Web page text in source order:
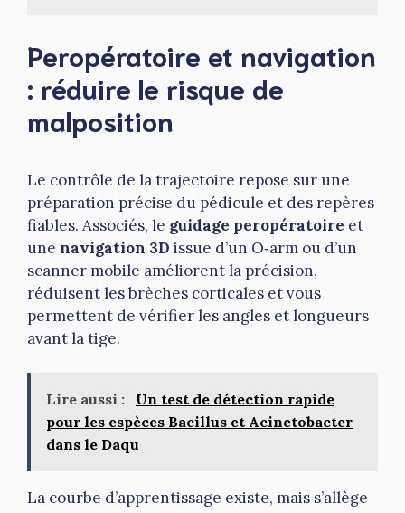
Peropératoire et navigation
: réduire le risque de
malposition
Le contrôle de la trajectoire repose sur une
préparation précise du pédicule et des repères
fiables. Associés, le guidage peropératoire et
une navigation 3D issue d’un O‑arm ou d’un
scanner mobile améliorent la précision,
réduisent les brèches corticales et vous
permettent de vérifier les angles et longueurs
avant la tige.
Lire aussi :
Un test de détection rapide
pour les espèces Bacillus et Acinetobacter
dans le Daqu
La courbe d’apprentissage existe, mais s’allège